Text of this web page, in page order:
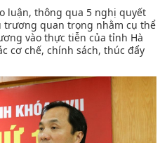
luận, thông qua 5 nghị quyết
trương quan trọng nhằm cụ thể
vào thực tiễn của tỉnh Hà
cơ chế, chính sách, thúc đẩy